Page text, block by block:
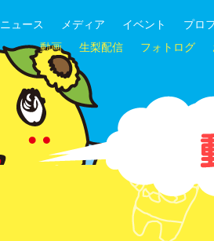
ニュース メディア イベント プロ
動画
生梨配信 フォトログ